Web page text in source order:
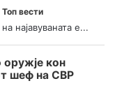
Топ вести
најавуваната е...
оружје кон
шеф на СВР